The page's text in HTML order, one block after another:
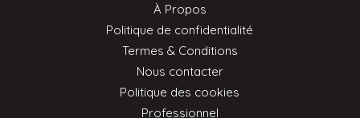
À Propos
Politique de confidentialité
Termes & Conditions
Nous contacter
Politique des cookies
Professionnel